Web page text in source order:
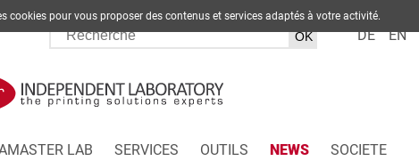
DE EN
LAB SERVICES OUTILS NEWS SOCIETE
cookies pour vous proposer des contenus et services adaptés à votre activité.